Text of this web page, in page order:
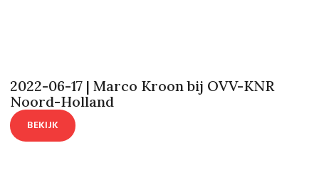
2022-06-17 | Marco Kroon bij OVV-KNR
Noord-Holland
BEKIJK